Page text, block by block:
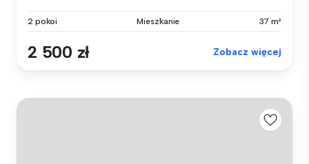
2 pokoi Mieszkanie 37 m²
2 500 zł Zobacz więcej